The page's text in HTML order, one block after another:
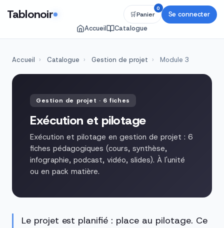
Tablonoir
Accueil Catalogue
🛒Panier
0
Se connecter
Accueil › Catalogue › Gestion de projet › Module 3
Gestion de projet · 6 fiches
Exécution et pilotage
Exécution et pilotage en gestion de projet : 6
fiches pédagogiques (cours, synthèse,
infographie, podcast, vidéo, slides). À l'unité
ou en pack matière.
Le projet est planifié : place au pilotage. Ce